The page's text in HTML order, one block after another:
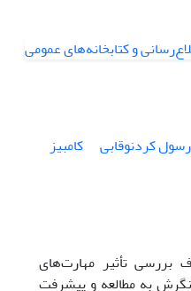
رسول کردنوقابی
کامبیز
تأثیر مهارت‌های
نگرش به مطالعه و پیشرفت